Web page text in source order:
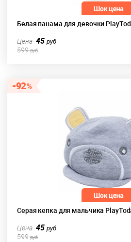
Белая панама для девочки
Цена 45руб
599руб
92
Серая кепка для мальчика
Цена 45руб
599руб